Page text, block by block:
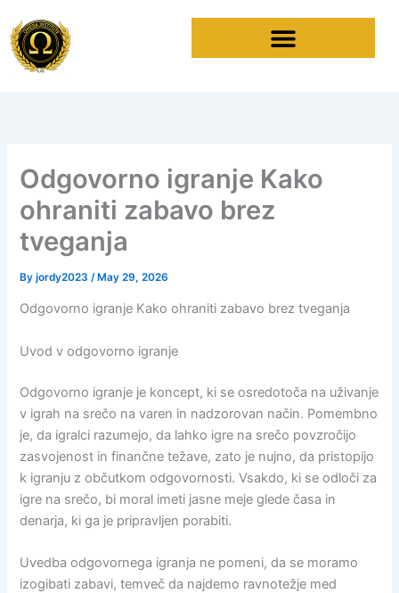
to
content
Odgovorno igranje Kako
ohraniti zabavo brez
tveganja
Byjordy2023 /May 29, 2026
Odgovorno igranje Kako ohraniti zabavo brez tveganja
Uvod v odgovorno igranje
Odgovorno igranje je koncept, ki se osredotoča na uživanje
v igrah na srečo na varen in nadzorovan način. Pomembno
je, da igralci razumejo, da lahko igre na srečo povzročijo
zasvojenost in finančne težave, zato je nujno, da pristopijo
k igranju z občutkom odgovornosti. Vsakdo, ki se odloči za
igre na srečo, bi moral imeti jasne meje glede časa in
denarja, ki ga je pripravljen porabiti.
Uvedba odgovornega igranja ne pomeni, da se moramo
izogibati zabavi, temveč da najdemo ravnotežje med